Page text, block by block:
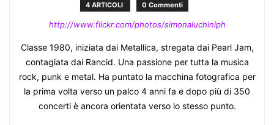
4 ARTICOLI 0 Commenti
http://www.flickr.com/photos/simonaluchiniph
Classe 1980, iniziata dai Metallica, stregata dai Pearl Jam,
contagiata dai Rancid. Una passione per tutta la musica
rock, punk e metal. Ha puntato la macchina fotografica per
la prima volta verso un palco 4 anni fa e dopo più di 350
concerti è ancora orientata verso lo stesso punto.